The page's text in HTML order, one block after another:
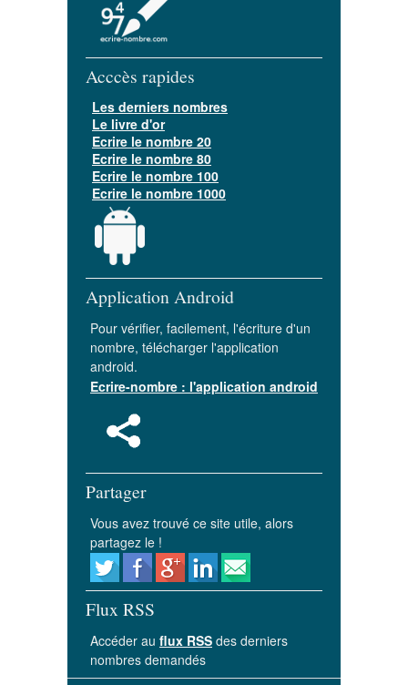
Acccès rapides
Les derniers nombres
Le livre d'or
Ecrire le nombre 20
Ecrire le nombre 80
Ecrire le nombre 100
Ecrire le nombre 1000
Application Android
Pour vérifier, facilement, l'écriture d'un
nombre, télécharger l'application
android.
Ecrire-nombre : l'application android
Partager
Vous avez trouvé ce site utile, alors
partagez le !
Flux RSS
Accéder au flux RSS des derniers
nombres demandés